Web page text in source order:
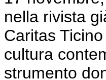
nella rivista
Caritas
cultura
strumento